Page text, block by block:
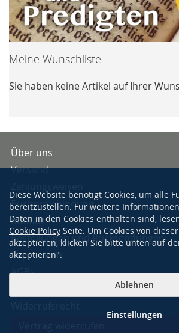
Meine Wunschliste
Sie haben keine Artikel auf Ihrer
Über uns
Versand
Buchpreisbindung
Kontakt
Bestellungen und Rücksendungen
Impressum
AGBs
Diese Website benötigt Cookies, um alle
bereitzustellen. Für weitere
Daten in den Cookies enthalten sind,
Cookie Policy Seite. Um Cookies von
akzeptieren, klicken Sie bitte unten auf
akzeptieren".
Ablehnen
Einstellungen